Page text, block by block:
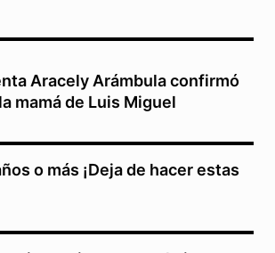
Aracely Arámbula confirmó
mamá de Luis Miguel
o más ¡Deja de hacer estas